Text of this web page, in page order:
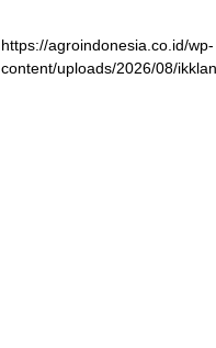
https://agroindonesia.co.id/wp-
content/uploads/2026/08/